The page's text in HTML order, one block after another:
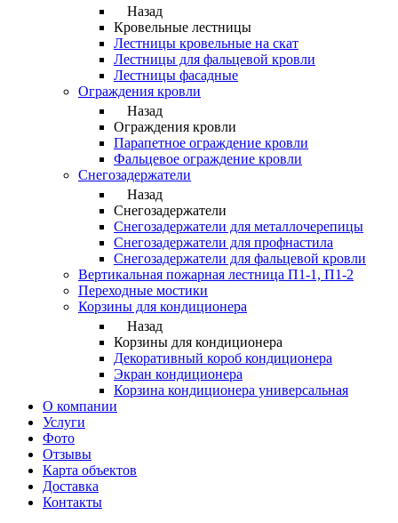
Назад
Кровельные лестницы
Лестницы кровельные на скат
Лестницы для фальцевой кровли
Лестницы фасадные
Ограждения кровли
Назад
Ограждения кровли
Парапетное ограждение кровли
Фальцевое ограждение кровли
Снегозадержатели
Назад
Снегозадержатели
Снегозадержатели для металлочерепицы
Снегозадержатели для профнастила
Снегозадержатели для фальцевой кровли
Вертикальная пожарная лестница П1-1, П1-2
Переходные мостики
Корзины для кондиционера
Назад
Корзины для кондиционера
Декоративный короб кондиционера
Экран кондиционера
Корзина кондиционера универсальная
О компании
Услуги
Фото
Отзывы
Карта объектов
Доставка
Контакты